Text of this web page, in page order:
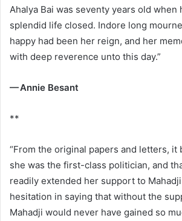
Ahalya Bai was seventy years old when
splendid life closed. Indore long
happy had been her reign, and her
with deep reverence unto this day.”
— Annie Besant
**
“From the original papers and letters, it
she was the first-class politician, and
readily extended her support to
hesitation in saying that without the
Mahadji would never have gained so